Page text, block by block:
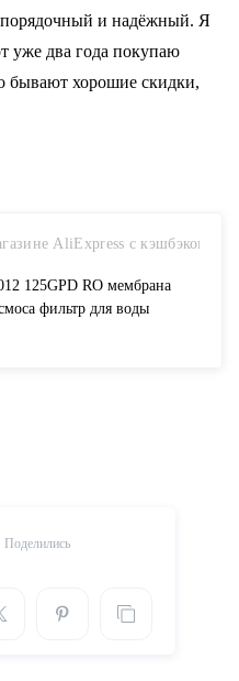
порядочный и надёжный. Я
уже два года покупаю
бывают хорошие скидки,
AliExpress с кэшбэком
125GPD RO мембрана
фильтр для воды
Поделились